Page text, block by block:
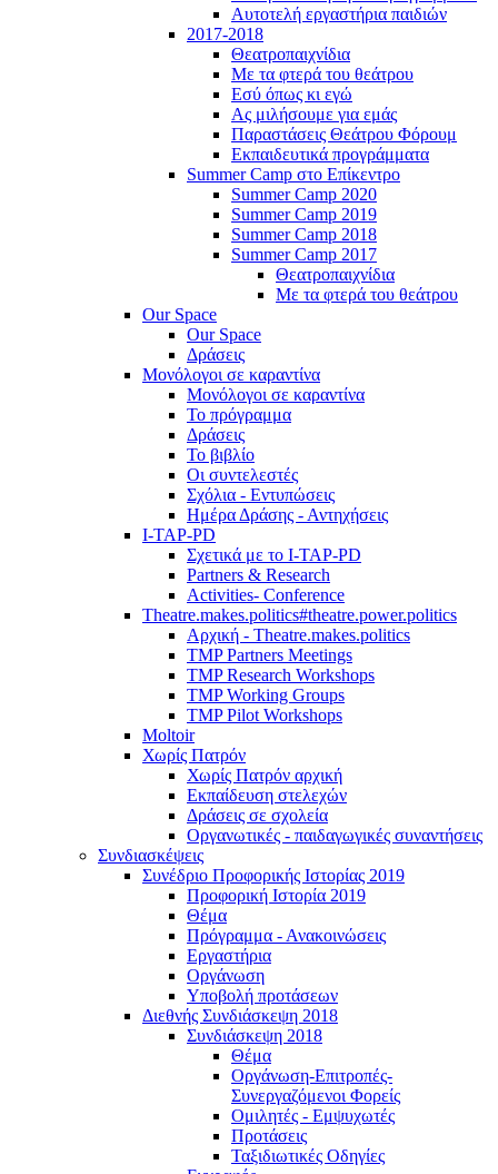
Αυτοτελή εργαστήρια παιδιών
2017-2018
Θεατροπαιχνίδια
Με τα φτερά του θεάτρου
Εσύ όπως κι εγώ
Ας μιλήσουμε για εμάς
Παραστάσεις Θεάτρου Φόρουμ
Εκπαιδευτικά προγράμματα
Summer Camp στο Επίκεντρο
Summer Camp 2020
Summer Camp 2019
Summer Camp 2018
Summer Camp 2017
Θεατροπαιχνίδια
Με τα φτερά του θεάτρου
Our Space
Our Space
Δράσεις
Μονόλογοι σε καραντίνα
Μονόλογοι σε καραντίνα
Το πρόγραμμα
Δράσεις
Το βιβλίο
Οι συντελεστές
Σχόλια - Εντυπώσεις
Ημέρα Δράσης - Αντηχήσεις
I-TAP-PD
Σχετικά με το I-TAP-PD
Partners & Research
Activities- Conference
Theatre.makes.politics#theatre.power.politics
Αρχική - Theatre.makes.politics
TMP Partners Meetings
TMP Research Workshops
TMP Working Groups
TMP Pilot Workshops
Moltoir
Χωρίς Πατρόν
Χωρίς Πατρόν αρχική
Εκπαίδευση στελεχών
Δράσεις σε σχολεία
Οργανωτικές - παιδαγωγικές συναντήσεις
Συνδιασκέψεις
Συνέδριο Προφορικής Ιστορίας 2019
Προφορική Ιστορία 2019
Θέμα
Πρόγραμμα - Ανακοινώσεις
Εργαστήρια
Οργάνωση
Υποβολή προτάσεων
Διεθνής Συνδιάσκεψη 2018
Συνδιάσκεψη 2018
Θέμα
Οργάνωση-Επιτροπές-
Συνεργαζόμενοι Φορείς
Ομιλητές - Εμψυχωτές
Προτάσεις
Ταξιδιωτικές Οδηγίες